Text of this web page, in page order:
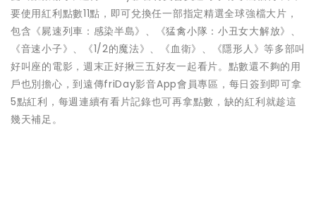
要使用紅利點數11點，即可兌換任一部指定精選全球強檔大片，
包含《屍速列車：感染半島》、《猛禽小隊：小丑女大解放》、
《音速小子》、《1/2的魔法》、《血衛》、《隱形人》等多部叫
好叫座的電影，週末正好揪三五好友一起看片。點數還不夠的用
戶也別擔心，到遠傳friDay影音App會員專區，每日簽到即可拿
5點紅利，每週連續有看片記錄也可再拿點數，缺的紅利就趁這
幾天補足。